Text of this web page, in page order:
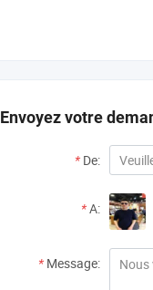
Envoyez votre
* De:
*A:
* Message: